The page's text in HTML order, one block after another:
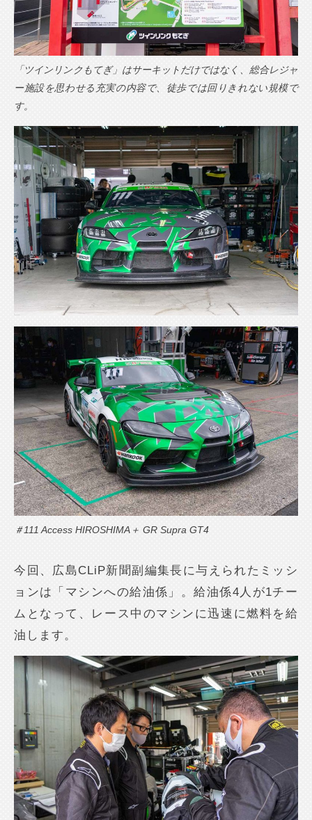
「ツインリンクもてぎ」はサーキットだけではなく、総合レジャ
ー施設を思わせる充実の内容で、徒歩では回りきれない規模で
す。
＃111 Access HIROSHIMA＋ GR Supra GT4
今回、広島CLiP新聞副編集長に与えられたミッシ
ョンは「マシンへの給油係」。給油係4人が1チー
ムとなって、レース中のマシンに迅速に燃料を給
油します。